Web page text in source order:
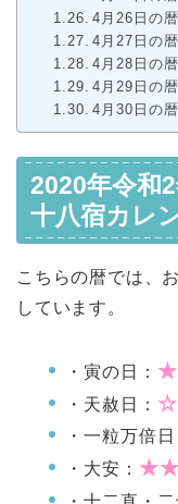
4月26日の暦
4月27日の暦
4月28日の暦
4月29日の暦
4月30日の暦
2020年令和
十八宿カレ
こちらの暦では、
しています。
・寅の日：
・天赦日：
・一粒万倍日
・大安： ★★